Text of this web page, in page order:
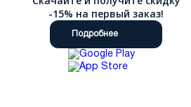
-15% на первый заказ!
Подробнее